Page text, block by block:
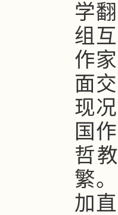
学
组
作
面
现
国
哲
繁
加